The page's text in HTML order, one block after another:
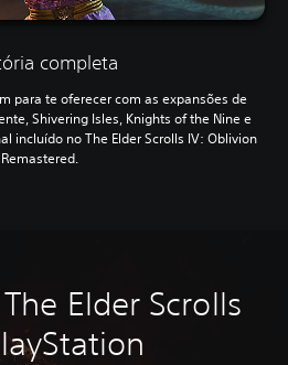
completa
para te oferecer com as expansões de
Shivering Isles, Knights of the Nine e
incluído no The Elder Scrolls IV: Oblivion
Remastered.
Elder Scrolls